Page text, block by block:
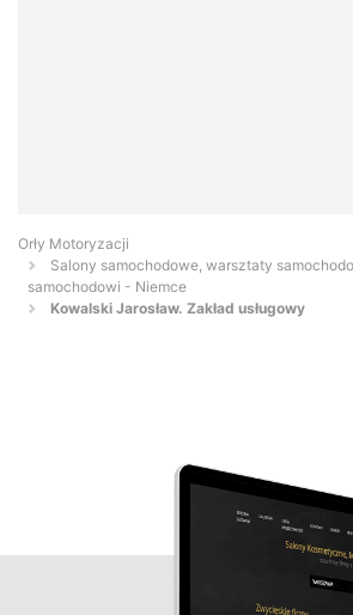
Orły Motoryzacji
Salony samochodowe, warsztaty
samochodowi - Niemce
Kowalski Jarosław. Zakład usługowy